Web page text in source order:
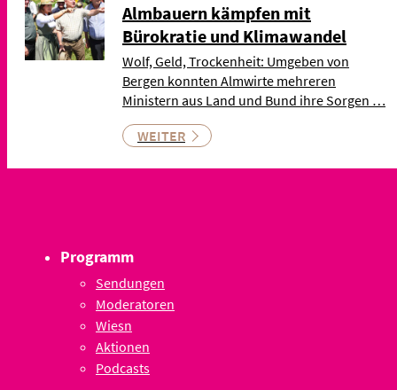
Almbauern kämpfen mit
Bürokratie und Klimawandel
Wolf, Geld, Trockenheit: Umgeben von
Bergen konnten Almwirte mehreren
Ministern aus Land und Bund ihre Sorgen …
WEITER
Programm
Sendungen
Moderatoren
Wiesn
Aktionen
Podcasts